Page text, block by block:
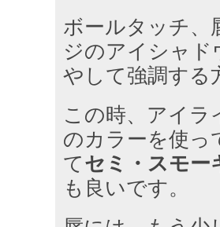
ボールタッチ、
ジのアイシャ
やして強調する
この時、アイ
のカラーを使っ
てセミ・スモー
も良いです。